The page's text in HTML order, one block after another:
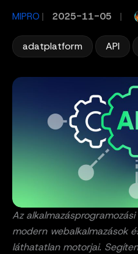
MIPRO / 2025-11-05
adatplatform API
Az
modern webalkalmazások
láthatatlan motorjai.